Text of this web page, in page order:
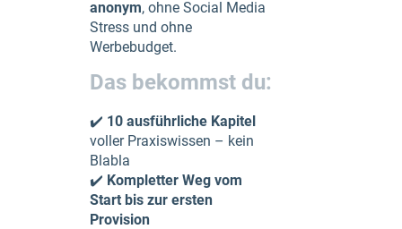
anonym, ohne Social Media
Stress und ohne
Werbebudget.
Das bekommst du:
✔️ 10 ausführliche Kapitel
voller Praxiswissen – kein
Blabla
✔️ Kompletter Weg vom
Start bis zur ersten
Provision